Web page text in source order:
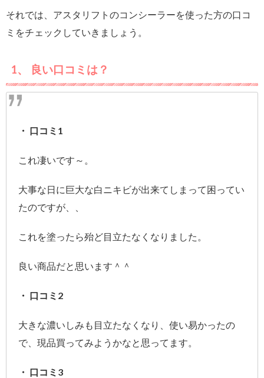
それでは、アスタリフトのコンシーラーを使った方の口コ
ミをチェックしていきましょう。
1、 良い口コミは？
・ 口コミ1
これ凄いです～。
大事な日に巨大な白ニキビが出来てしまって困ってい
たのですが、、
これを塗ったら殆ど目立たなくなりました。
良い商品だと思います＾＾
・ 口コミ2
大きな濃いしみも目立たなくなり、使い易かったの
で、現品買ってみようかなと思ってます。
・ 口コミ3